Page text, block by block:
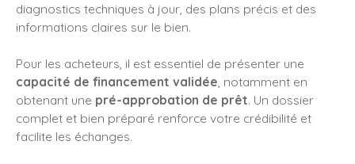
diagnostics techniques à jour, des plans précis et des
informations claires sur le bien.
Pour les acheteurs, il est essentiel de présenter une
capacité de financement validée, notamment en
obtenant une pré-approbation de prêt. Un dossier
complet et bien préparé renforce votre crédibilité et
facilite les échanges.